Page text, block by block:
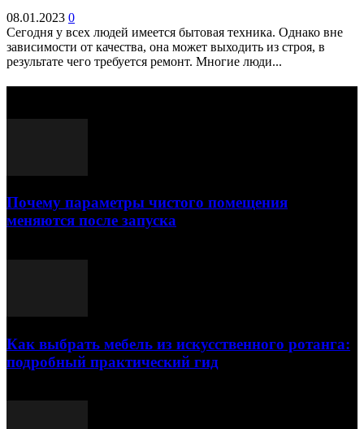
08.01.2023 0
Сегодня у всех людей имеется бытовая техника. Однако вне
зависимости от качества, она может выходить из строя, в
результате чего требуется ремонт. Многие люди...
Почему параметры чистого помещения
меняются после запуска
Как выбрать мебель из искусственного ротанга:
подробный практический гид